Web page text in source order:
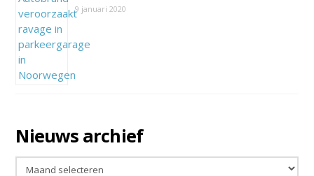
9 januari 2020
Nieuws archief
Nieuws